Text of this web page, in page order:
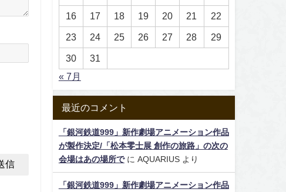
16 17 18 19 20 21 22
23 24 25 26 27 28 29
30
31
« 7月
最近のコメント
「銀河鉄道999」新作劇場アニメーション作品
が製作決定/「松本零士展 創作の旅路」の次の
会場はあの場所でに AQUARIUSより
「銀河鉄道999」新作劇場アニメーション作品